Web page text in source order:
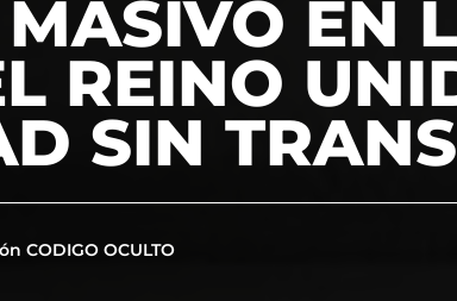
EN
REINO
SIN
CODIGO OCULTO